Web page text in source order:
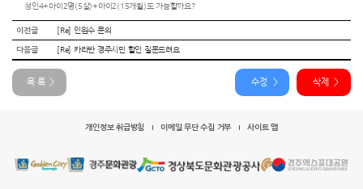
상
세
성인4+아이2명(5살)+아이2(15개월)도 가능할까요?
이전글 [Re] 인원수 문의
다음글 [Re] 카라반 경주시민 할인 질문드려요
목 록 수정 삭제
개인정보 취급방침 이메일 무단 수집 거부 사이트 맵